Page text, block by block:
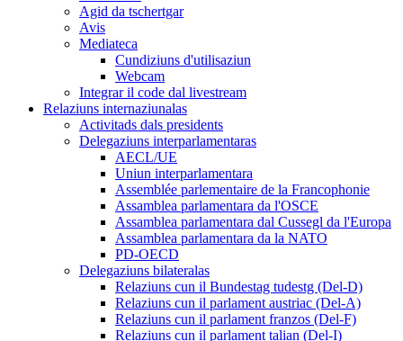
Agid da tschertgar
Avis
Mediateca
Cundiziuns d'utilisaziun
Webcam
Integrar il code dal livestream
Relaziuns internaziunalas
Activitads dals presidents
Delegaziuns interparlamentaras
AECL/UE
Uniun interparlamentara
Assemblée parlementaire de la Francophonie
Assamblea parlamentara da l'OSCE
Assamblea parlamentara dal Cussegl da l'Europa
Assamblea parlamentara da la NATO
PD-OECD
Delegaziuns bilateralas
Relaziuns cun il Bundestag tudestg (Del-D)
Relaziuns cun il parlament austriac (Del-A)
Relaziuns cun il parlament franzos (Del-F)
Relaziuns cun il parlament talian (Del-I)